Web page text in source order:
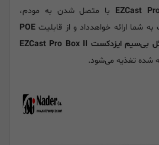
با متصل شدن به مودم،
شما ارائه خواهدداد و از قابلیت POE
دانگل بی‌سیم ایزدکست EZCast Pro Box II